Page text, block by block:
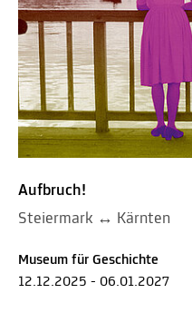
Aufbruch!
Steiermark ↔ Kärnten
Museum für Geschichte
12.12.2025 - 06.01.2027